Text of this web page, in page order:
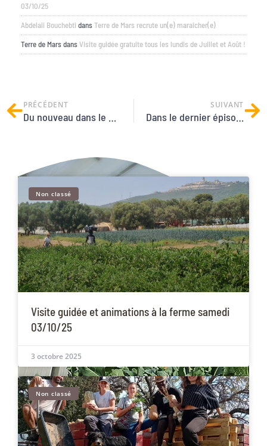
03/10/25
Abdelali Bouchebti dansTerre de Mars recrute un(e) maraicher(e)
Terre de MarsdansVisite guidée gratuite tous les lundis de Juillet et Août !
PRÉCÉDENT SUIVANT
Non classé
Visite guidée et animations à la ferme samedi
03/10/25
3 octobre 2025
Non classé